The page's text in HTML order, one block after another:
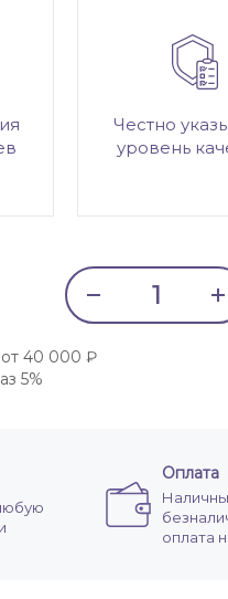
Честно
уровень
40 000 ₽
5%
Оплата
оплата